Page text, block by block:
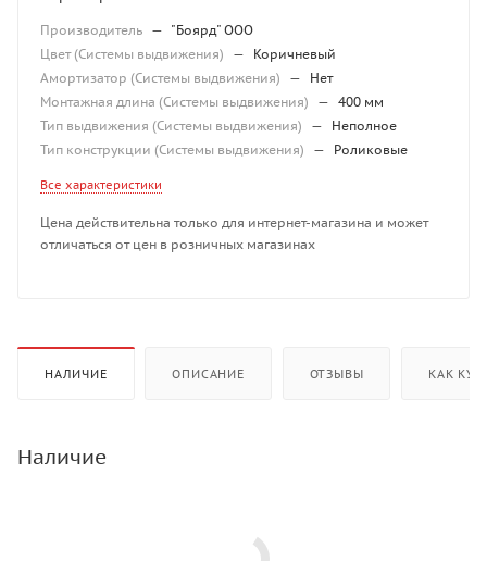
Производитель — "Боярд" ООО
Цвет (Системы выдвижения)
—
Коричневый
Амортизатор (Системы выдвижения)
—
Нет
Монтажная длина (Системы выдвижения)
— 400 мм
Тип выдвижения (Системы выдвижения)
—
Неполное
Тип конструкции (Системы выдвижения)
— Роликовые
Все характеристики
Цена действительна только для интернет-магазина и может
отличаться от цен в розничных магазинах
НАЛИЧИЕ ОПИСАНИЕ ОТЗЫВЫ КАК
Наличие